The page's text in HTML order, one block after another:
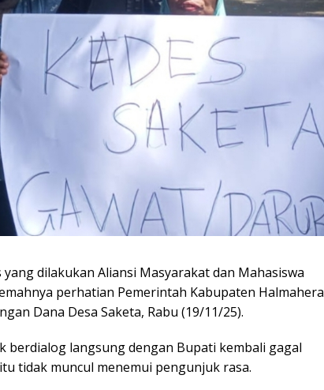
dilakukan Aliansi Masyarakat dan Mahasiswa
perhatian Pemerintah Kabupaten Halmahera
Dana Desa Saketa, Rabu (19/11/25).
berdialog langsung dengan Bupati kembali gagal
tidak muncul menemui pengunjuk rasa.